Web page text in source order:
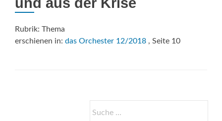
Rubrik: Thema
erschienen in: das Orchester 12/2018 , Seite 10
nach: